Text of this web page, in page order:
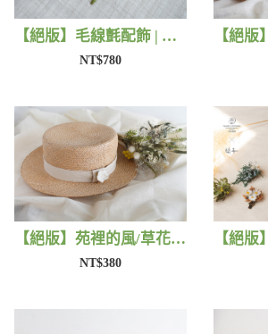
【絕版】毛線氈配飾 | 藺子X小森物
NT$780
【絕版】苑裡的風/草花 | 藺子X片片
NT$380